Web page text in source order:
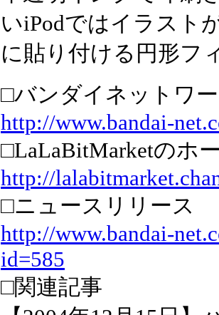
いiPodではイラスト
に貼り付ける円形フ
□バンダイネットワ
http://www.bandai-
□LaLaBitMarketのホ
http://
□ニュースリリース
http://www.bandai-
id=585
□関連記事